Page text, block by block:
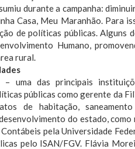
durante a campanha:
Casa, Meu Maranhão. Para
de políticas públicas. Alguns
Humano,
rural.
uma das principais
públicas como gerente da
de habitação,
do estado, como
pela Universidade
pelo ISAN/FGV. Flávia